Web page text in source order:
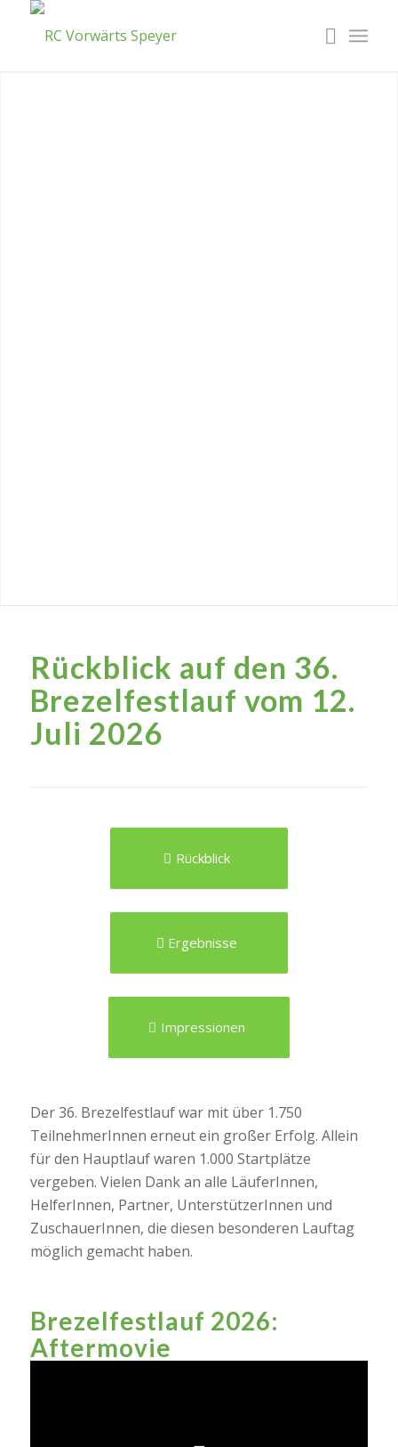
Rückblick auf den 36.
Brezelfestlauf vom 12.
Juli 2026
Rückblick
Ergebnisse
Impressionen
Der 36. Brezelfestlauf war mit über 1.750
TeilnehmerInnen erneut ein großer Erfolg. Allein
für den Hauptlauf waren 1.000 Startplätze
vergeben. Vielen Dank an alle LäuferInnen,
HelferInnen, Partner, UnterstützerInnen und
ZuschauerInnen, die diesen besonderen Lauftag
möglich gemacht haben.
Brezelfestlauf 2026:
Aftermovie